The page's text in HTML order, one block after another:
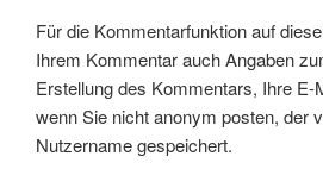
Für die Kommentarfunktion auf
Ihrem Kommentar auch Angaben
Erstellung des Kommentars, Ihre E-
wenn Sie nicht anonym posten, der
Nutzername gespeichert.